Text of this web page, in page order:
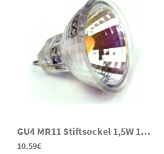
GU4 MR11 Stiftsockel 1,5W 150lm 2700K 10-30VDC 10-24VAC LED Spot
10.59€